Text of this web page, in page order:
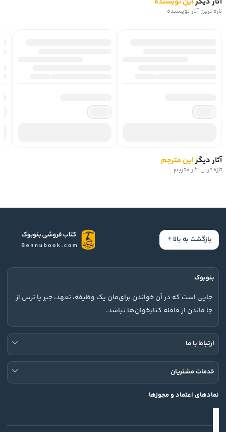
تازه ترین آثار نویسنده
آثار دیگراین مترجم
تازه ترین آثار مترجم
بازگشت به بالا
بنوبوک
جایی است که در آن خواندن برای‌مان یک وظیفه، تعهد، جبر یا ترس از
جا ماندن از قافله کتابخوان‌ها نباشد.
ارتباط با ما
خدمات مشتریان
نمادهای اعتماد و مجوزها